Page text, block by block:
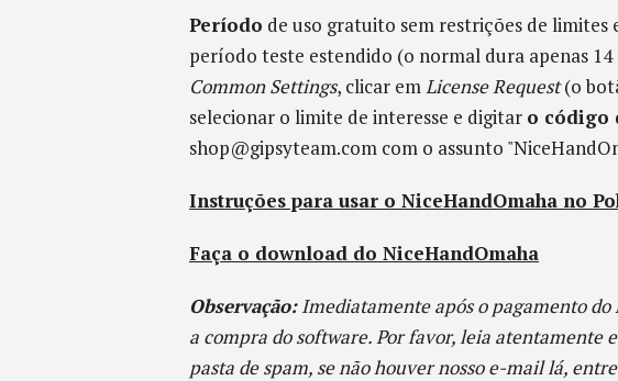
Período de uso gratuito sem restrições de limites
período teste estendido (o normal dura apenas 14
Common Settings, clicar emLicense Request(o
selecionar o limite de interesse e digitar o código
shop@gipsyteam.com com o assunto
Instruções para usar o NiceHandOmaha no
Faça o download do NiceHandOmaha
Observação:Imediatamente após o pagamento
a compra do software. Por favor, leia atentamente
pasta de spam, se não houver nosso e-mail lá,